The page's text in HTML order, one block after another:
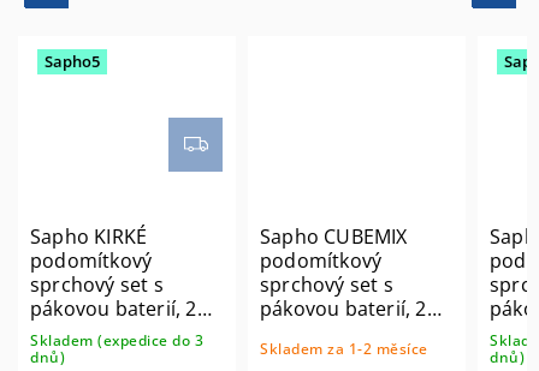
Sapho5
Sapho KIRKÉ
podomítkový
sprchový set s
pákovou baterií, 2
výstupy, bronz
KI42B-02
Skladem (expedice do 3
dnů)
Sapho CUBEMIX
podomítkový
sprchový set s
pákovou baterií, 2
držák sprchy, chrom
Skladem za 1-2 měsíce
dnů)